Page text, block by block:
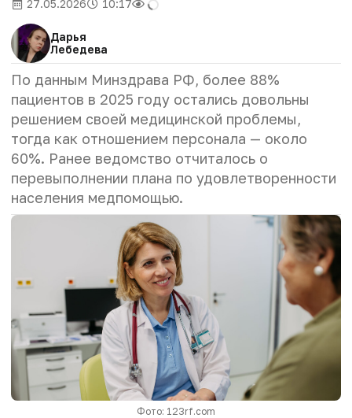
27.05.2026 10:17
Дарья
Лебедева
По данным Минздрава РФ, более 88%
пациентов в 2025 году остались довольны
решением своей медицинской проблемы,
тогда как отношением персонала — около
60%. Ранее ведомство отчиталось о
перевыполнении плана по удовлетворенности
населения медпомощью.
Фото: 123rf.com